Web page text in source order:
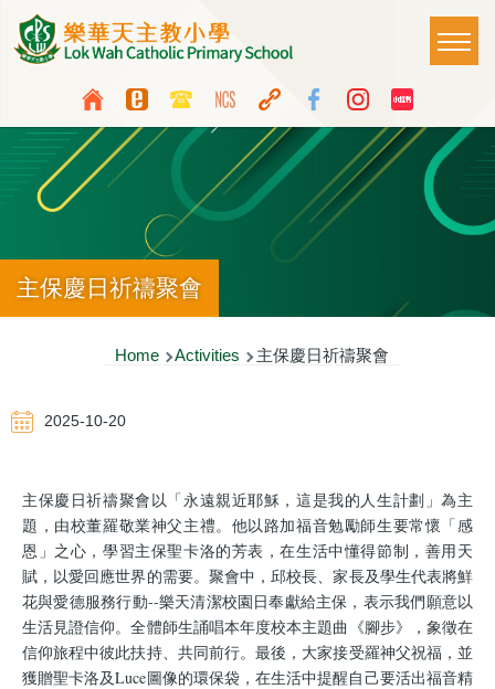
Skip to main content
Top
Media
Icon
Button
Language
switcher
Main
主保慶日祈禱聚會
Breadcrumb
Home Activities 主保慶日祈禱聚會
2025-10-20
主保慶日祈禱聚會以「永遠親近耶穌，這是我的人生計劃」為主
題，由校董羅敬業神父主禮。他以路加福音勉勵師生要常懷「感
恩」之心，學習主保聖卡洛的芳表，在生活中懂得節制，善用天
賦，以愛回應世界的需要。聚會中，邱校長、家長及學生代表將鮮
花與愛德服務行動--樂天清潔校園日奉獻給主保，表示我們願意以
生活見證信仰。全體師生誦唱本年度校本主題曲《腳步》，象徵在
信仰旅程中彼此扶持、共同前行。最後，大家接受羅神父祝福，並
獲贈聖卡洛及Luce圖像的環保袋，在生活中提醒自己要活出福音精